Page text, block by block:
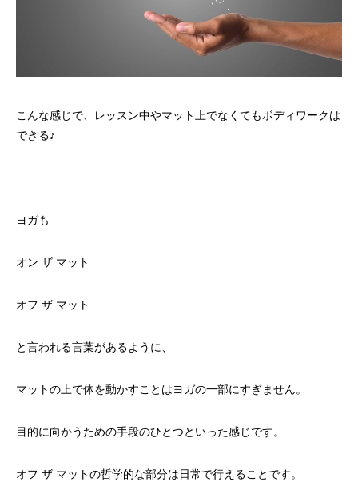
こんな感じで、レッスン中やマット上でなくてもボディワークは
できる♪
ヨガも
オン ザ マット
オフ ザ マット
と言われる言葉があるように、
マットの上で体を動かすことはヨガの一部にすぎません。
目的に向かうための手段のひとつといった感じです。
オフ ザ マットの哲学的な部分は日常で行えることです。